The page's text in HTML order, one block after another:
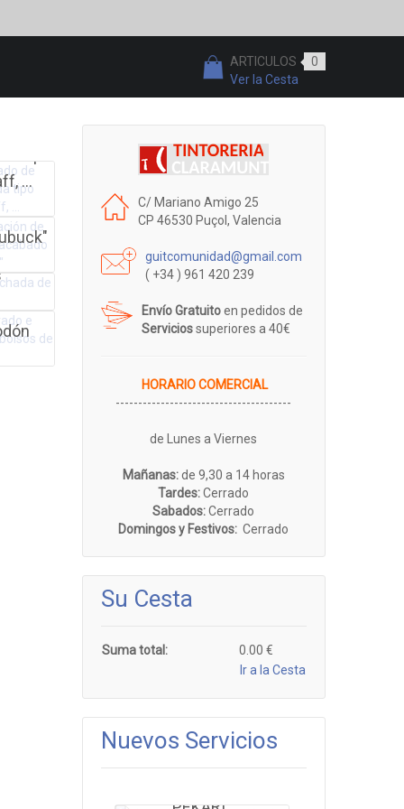
ARTICULOS
0
Ver la Cesta
...
...
e
de
C/ Mariano Amigo 25
CP 46530 Puçol, Valencia
guitcomunidad@gmail.com
( +34 ) 961 420 239
Envío Gratuitoen pedidos de
Serviciossuperiores a 40€
HORARIO COMERCIAL
---------------------------------------
de Lunes a Viernes
Mañanas:de 9,30 a 14 horas
Tardes:Cerrado
Sabados:Cerrado
Domingos y Festivos: Cerrado
Su Cesta
Suma total:
0.00 €
Ir a la Cesta
Nuevos Servicios
VER SERVICIO
+ Producto